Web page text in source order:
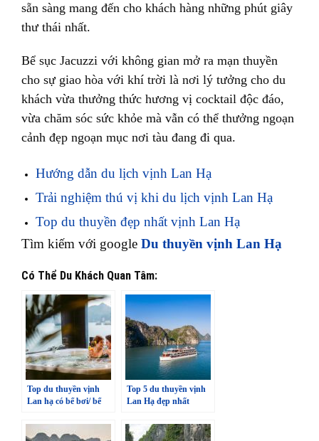
sẵn sàng mang đến cho khách hàng những phút giây
thư thái nhất.
Bể sục Jacuzzi với không gian mở ra mạn thuyền
cho sự giao hòa với khí trời là nơi lý tưởng cho du
khách vừa thưởng thức hương vị cocktail độc đáo,
vừa chăm sóc sức khỏe mà vẫn có thể thưởng ngoạn
cảnh đẹp ngoạn mục nơi tàu đang đi qua.
Hướng dẫn du lịch vịnh Lan Hạ
Trải nghiệm thú vị khi du lịch vịnh Lan Hạ
Top du thuyền đẹp nhất vịnh Lan Hạ
Tìm kiếm với google Du thuyền vịnh Lan Hạ
Có Thể Du Khách Quan Tâm:
Top du thuyền vịnh
Lan hạ có bể bơi/ bể
Top 5 du thuyền vịnh
Lan Hạ đẹp nhất